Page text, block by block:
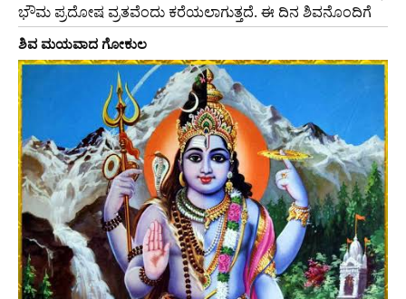
ಭೌಮ ಪ್ರದೋಷ ವ್ರತವೆಂದು ಕರೆಯಲಾಗುತ್ತದೆ. ಈ ದಿನ ಶಿವನೊಂದಿಗೆ
ಶಿವ ಮಯವಾದ ಗೋಕುಲ